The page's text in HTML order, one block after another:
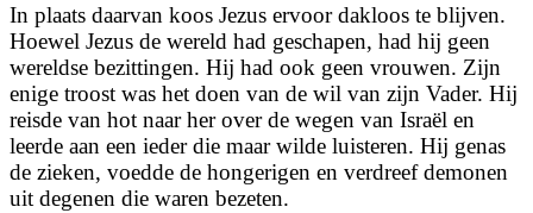
In plaats daarvan koos Jezus ervoor dakloos te blijven.
Hoewel Jezus de wereld had geschapen, had hij geen
wereldse bezittingen. Hij had ook geen vrouwen. Zijn
enige troost was het doen van de wil van zijn Vader. Hij
reisde van hot naar her over de wegen van Israël en
leerde aan een ieder die maar wilde luisteren. Hij genas
de zieken, voedde de hongerigen en verdreef demonen
uit degenen die waren bezeten.